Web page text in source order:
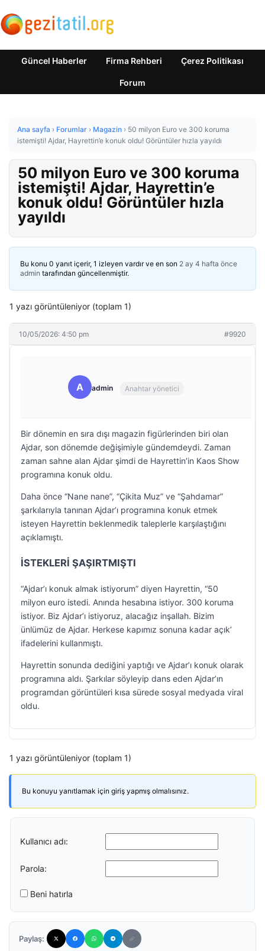
Güncel Haberler Firma Rehberi Çerez Politikası
Forum
Ana sayfa › Forumlar › Magazin › 50 milyon Euro ve 300 koruma
istemişti! Ajdar, Hayrettin’e konuk oldu! Görüntüler hızla yayıldı
50 milyon Euro ve 300 koruma
istemişti! Ajdar, Hayrettin’e
konuk oldu! Görüntüler hızla
yayıldı
Bu konu 0 yanıt içerir, 1 izleyen vardır ve en son 2 ay 4 hafta önce
admin tarafından güncellenmiştir.
1 yazı görüntüleniyor (toplam 1)
10/05/2026: 4:50 pm #9920
A admin Anahtar yönetici
Bir dönemin en sıra dışı magazin figürlerinden biri olan
Ajdar, son dönemde değişimiyle gündemdeydi. Zaman
zaman sahne alan Ajdar şimdi de Hayrettin’in Kaos Show
programına konuk oldu.
Daha önce “Nane nane”, “Çikita Muz” ve “Şahdamar”
şarkılarıyla tanınan Ajdar’ı programına konuk etmek
isteyen Hayrettin beklenmedik taleplerle karşılaştığını
açıklamıştı.
İSTEKLERİ ŞAŞIRTMIŞTI
“Ajdar’ı konuk almak istiyorum” diyen Hayrettin, “50
milyon euro istedi. Anında hesabına istiyor. 300 koruma
istiyor. Biz Ajdar’ı istiyoruz, alacağız inşallah. Bizim
ünlümüz de Ajdar. Herkese kapımız sonuna kadar açık’
ifadelerini kullanmıştı.
Hayrettin sonunda dediğini yaptığı ve Ajdar’ı konuk olarak
programına aldı. Şarkılar söyleyip dans eden Ajdar’ın
programdan görüntüleri kısa sürede sosyal medyada viral
oldu.
1 yazı görüntüleniyor (toplam 1)
Bu konuyu yanıtlamak için giriş yapmış olmalısınız.
Kullanıcı adı:
Parola:
Beni hatırla
Paylaş: